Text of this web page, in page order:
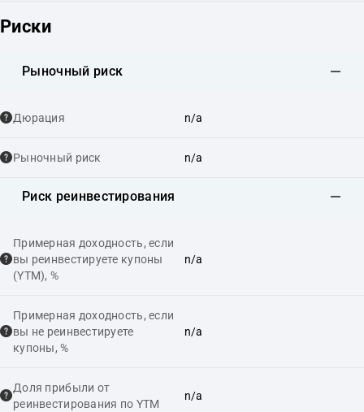
Риски
Рыночный риск
Дюрация n/a
Рыночный риск n/a
Риск реинвестирования
Примерная доходность, если
вы реинвестируете купоны
(YTM), %
n/a
Примерная доходность, если
вы не реинвестируете
купоны, %
n/a
Доля прибыли от
реинвестирования по YTM
n/a